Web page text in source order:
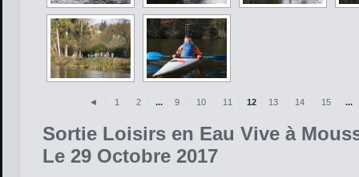
◄ 1 2 ... 9 10 11 12 13 14 15 ...
Sortie Loisirs en Eau Vive à
Le 29 Octobre 2017